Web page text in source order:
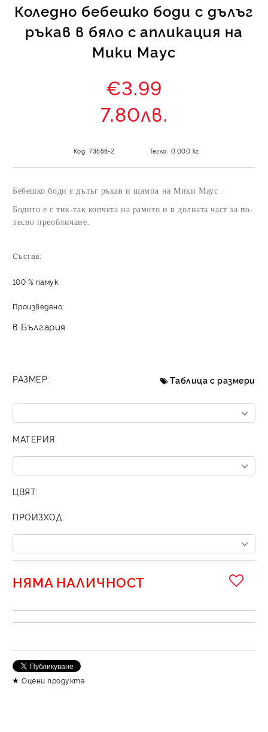
Коледно бебешко боди с дълъг
ръкав в бяло с апликация на
Мики Маус
€3.99
7.80лв.
Код: 73568-2 Тегло: 0.000 кг
Бебешко боди с дълъг ръкав и щампа на Мики Маус .
Бодито е с тик-так копчета на рамото и в долната част за по-
лесно преобличане.
Състав:
100 % памук
Произведено:
в България
РАЗМЕР: Таблица с размери
МАТЕРИЯ:
ЦВЯТ:
ПРОИЗХОД:
НЯМА НАЛИЧНОСТ
Оцени продукта